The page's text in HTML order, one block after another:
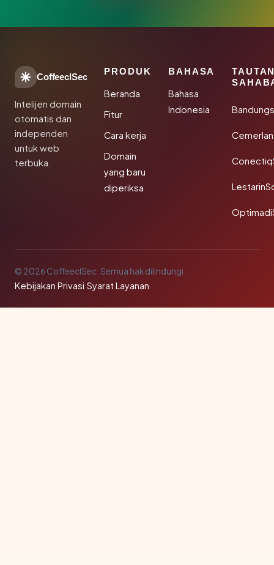
CoffeeclSec
Intelijen domain
otomatis dan
independen
untuk web
terbuka.
PRODUK
Beranda
Fitur
Cara kerja
Domain
yang baru
diperiksa
BAHASA
Bahasa
Indonesia
© 2026 CoffeeclSec. Semua hak dilindungi.
Kebijakan Privasi·Syarat Layanan